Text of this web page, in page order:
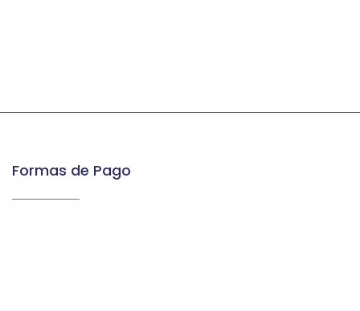
Formas de Pago